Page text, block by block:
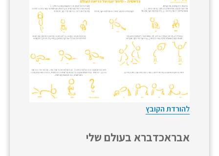
להורדת הקובץ
אבראכדברא בעולם שלי